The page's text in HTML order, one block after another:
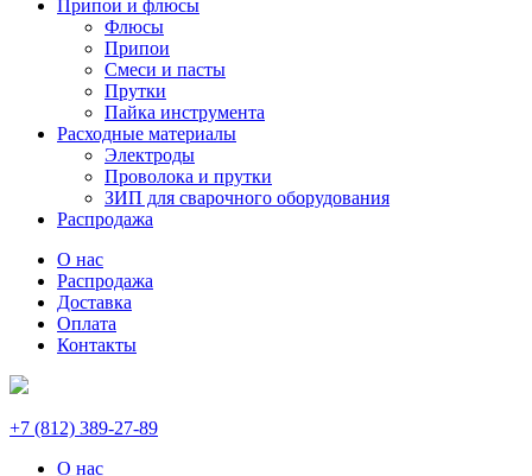
Припои и флюсы
Флюсы
Припои
Смеси и пасты
Прутки
Пайка инструмента
Расходные материалы
Электроды
Проволока и прутки
ЗИП для сварочного оборудования
Распродажа
О нас
Распродажа
Доставка
Оплата
Контакты
+7 (812) 389-27-89
О нас